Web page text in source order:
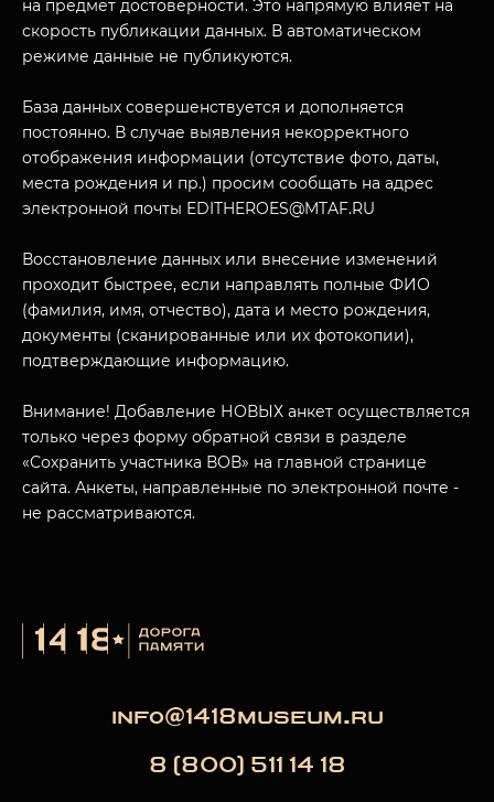
МУЗЕЙНЫЙ КОМПЛЕКС
ПОСЕТИТЕЛЯМ
НАЗАД
на предмет достоверности. Это напрямую влияет на
скорость публикации данных. В автоматическом
режиме данные не публикуются.
База данных совершенствуется и дополняется
постоянно. В случае выявления некорректного
отображения информации (отсутствие фото, даты,
места рождения и пр.) просим сообщать на адрес
электронной почты EDITHEROES@MTAF.RU
Восстановление данных или внесение изменений
проходит быстрее, если направлять полные ФИО
(фамилия, имя, отчество), дата и место рождения,
документы (сканированные или их фотокопии),
подтверждающие информацию.
Внимание! Добавление НОВЫХ анкет осуществляется
только через форму обратной связи в разделе
«Сохранить участника ВОВ» на главной странице
сайта. Анкеты, направленные по электронной почте -
не рассматриваются.
info@1418museum.ru
8 (800) 511 14 18